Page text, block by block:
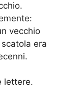
vecchio
era
lettere.